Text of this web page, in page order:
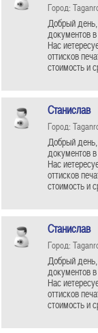
Город:
Добрый день,
документов
Нас
оттисков
стоимость и
Станислав
Город:
Добрый день,
документов
Нас
оттисков
стоимость и
Станислав
Город:
Добрый день,
документов
Нас
оттисков
стоимость и